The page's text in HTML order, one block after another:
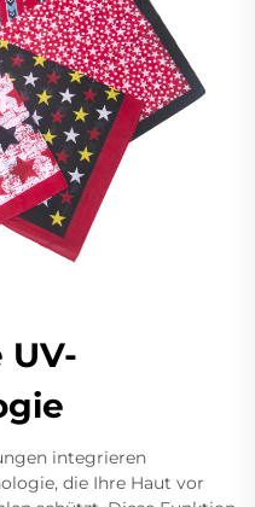
UV-
integrieren
die Ihre Haut vor